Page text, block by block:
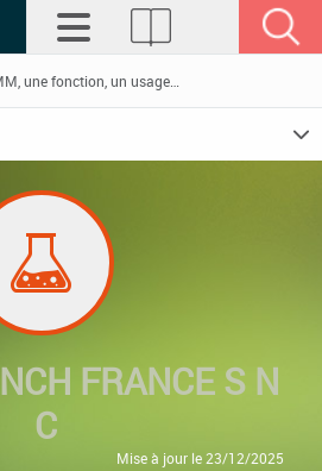
NCH FRANCE S N
C
Mise à jour le 23/12/2025